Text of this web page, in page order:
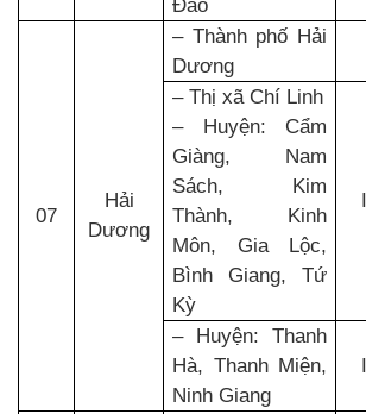
Đảo
07
Hải
Dương
– Thành phố Hải
Dương
– Thị xã Chí Linh
– Huyện: Cẩm
Giàng, Nam
Sách, Kim
Thành, Kinh
Môn, Gia Lộc,
Bình Giang, Tứ
Kỳ
– Huyện: Thanh
Hà, Thanh Miện,
Ninh Giang